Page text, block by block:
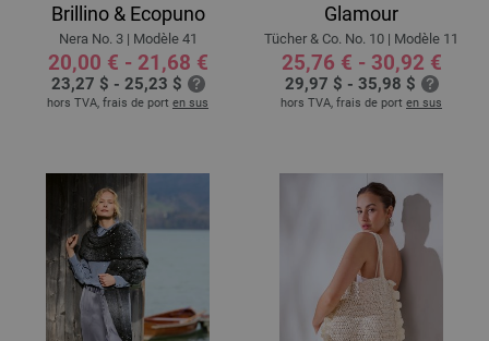
Brillino & Ecopuno
Nera No. 3 | Modèle 41
20,00 € - 21,68 €
23,27 $ - 25,23 $
hors TVA, frais de port en sus
Glamour
Tücher & Co. No. 10 | Modèle 11
25,76 € - 30,92 €
29,97 $ - 35,98 $
hors TVA, frais de port en sus